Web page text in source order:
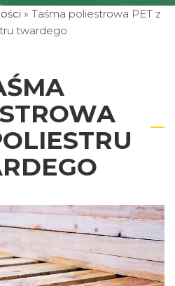
» Taśma poliestrowa PET z
twardego